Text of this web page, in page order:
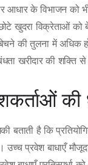
आधार के विभाजन को
खुदरा विक्रेताओं
की तुलना में अधिक
खरीदार की शक्ति से
की
बताती है कि
प्रवेश बाधाएँ मौजूदा